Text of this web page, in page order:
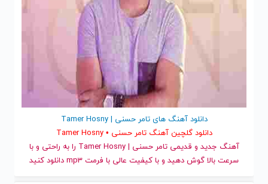
دانلود آهنگ های تامر حسنی | Tamer Hosny
دانلود گلچین آهنگ تامر حسنی • Tamer Hosny
آهنگ جدید
و قدیمی تامر حسنی | Tamer Hosny را به راحتی و با
سرعت بالا گوش دهید و با کیفیت عالی با فرمت mp3 دانلود کنید